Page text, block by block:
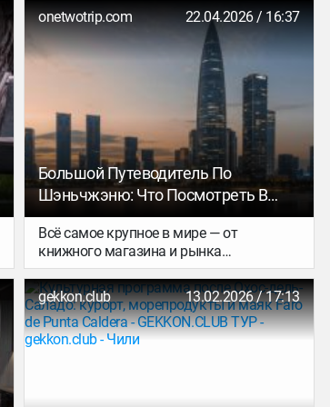
посмотреть не только исторические её
достопримечательности, но и
природные. О том, где искать родину
калача и пастилы, сплавляться на
байдарках и встречать рассветы, — в
нашем новом материале.
onetwotrip.com 22.04.2026 / 16:37
Большой Путеводитель По
Шэньчжэню: Что Посмотреть В
Китайской «Силиконовой Долине»
Всё самое крупное в мире — от
книжного магазина и рынка
электроники до ярмарки картин,
написанных маслом, — находится в
Шэньчжэне. В «Силиконовой долине»
Китая светит солнце под землёй, есть
парящие небоскрёбы и футуристичные
gekkon.club 13.02.2026 / 17:13